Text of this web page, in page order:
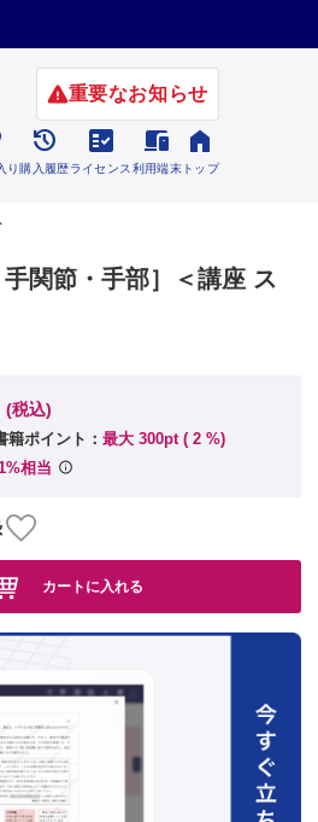
重要なお知らせ
り

購入履歴

ライセンス

利用端末

トップ
関節・手部］＜講座 ス
(税込)
ポイント： 最大 300pt ( 2 %)
相当
カートに入れる